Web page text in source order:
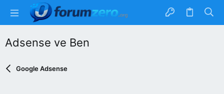
Adsense ve Ben
Google Adsense